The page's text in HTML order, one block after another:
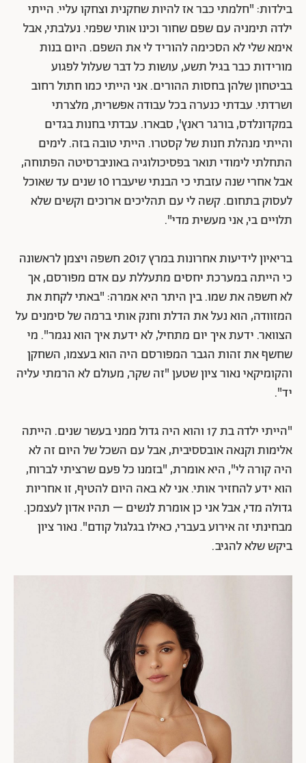
בילדות: "חלמתי כבר אז להיות שחקנית וצחקו עליי. הייתי
ילדה תימניה עם שפם שחור וכינו אותי שפמי. נעלבתי, אבל
אימא שלי לא הסכימה להוריד לי את השפם. היום בנות
מורידות כבר בגיל תשע, עושות כל דבר שעלול לפגוע
בביטחון שלהן בחסות ההורים. אני הייתי כמו חתול רחוב
ושרדתי. עבדתי כנערה בכל עבודה אפשרית, מלצרתי
במקדונלדס, בורגר ראנץ', סבארו. עבדתי בחנות בגדים
והייתי מנהלת חנות של קסטרו. הייתי טובה בזה. לימים
התחלתי לימודי תואר בפסיכולוגיה באוניברסיטה הפתוחה,
אבל אחרי שנה עזבתי כי הבנתי שיעברו 10 שנים עד שאוכל
לעסוק בתחום. קשה לי עם תהליכים ארוכים וקשים שלא
תלויים בי, אני מעשית מדי".
בריאיון לידיעות אחרונות במרץ 2017 חשפה ויצמן לראשונה
כי הייתה במערכת יחסים מתעללת עם אדם מפורסם, אך
לא חשפה את שמו. בין היתר היא אמרה: "באתי לקחת את
המזוודה, הוא נעל את הדלת וחנק אותי ברמה של סימנים על
הצוואר. ידעת איך יום מתחיל, לא ידעת איך הוא נגמר". מי
שחשף את זהות הגבר המפורסם היה הוא בעצמו, השחקן
והקומיקאי נאור ציון שטען "זה שקר, מעולם לא הרמתי עליה
יד".
"הייתי ילדה בת 17 והוא היה גדול ממני בעשר שנים. הייתה
אלימות וקנאה אובססיבית, אבל עם השכל של היום זה לא
היה קורה לי", היא אומרת, "בזמנו כל פעם שרציתי לברוח,
הוא ידע להחזיר אותי. אני לא באה היום להטיף, זו אחריות
גדולה מדי, אבל אני כן אומרת לנשים – תהיו אדון לעצמכן.
מבחינתי זה אירוע בעברי, כאילו בגלגול קודם". נאור ציון
ביקש שלא להגיב.